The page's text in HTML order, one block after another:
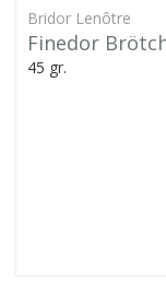
Bridor Lenôtre
Finedor
45 gr.